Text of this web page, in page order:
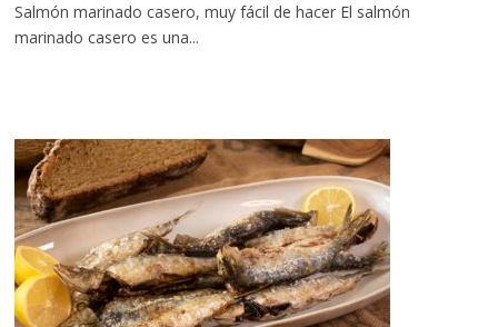
Salmón marinado casero, muy fácil de hacer El salmón
marinado casero es una...